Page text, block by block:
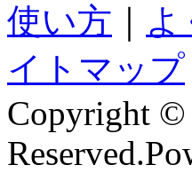
使い方 ｜
イトマップ
Copyright